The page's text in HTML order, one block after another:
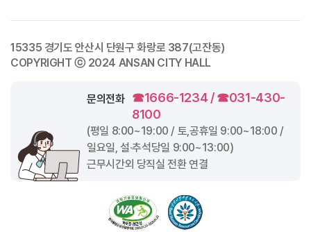
15335 경기도 안산시 단원구 화랑로 387(고잔동)
COPYRIGHT ⓒ 2024 ANSAN CITY HALL
문의전화
☎1666-1234 / ☎031-430-
8100
(평일 8:00~19:00 / 토,공휴일 9:00~18:00 /
일요일, 설·추석당일 9:00~13:00)
근무시간외 당직실 전환 연결